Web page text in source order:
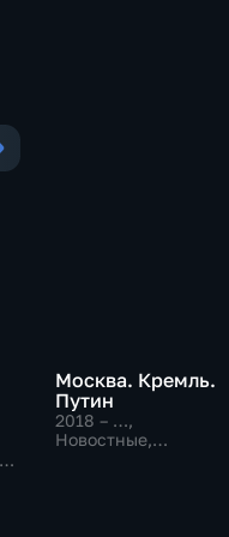
Москва. Кремль.
Путин
2018 – …,
Новостные,